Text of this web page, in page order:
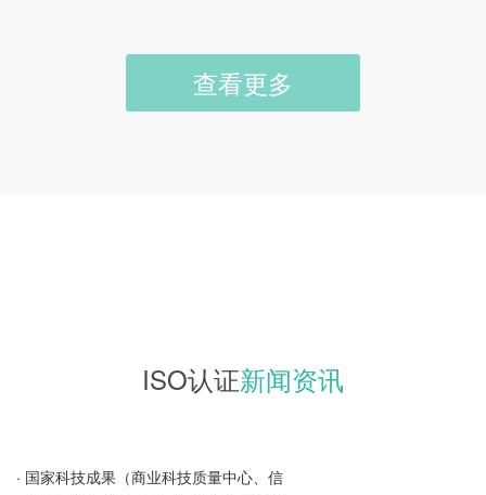
查看更多
ISO认证新闻资讯
· 国家科技成果（商业科技质量中心、信